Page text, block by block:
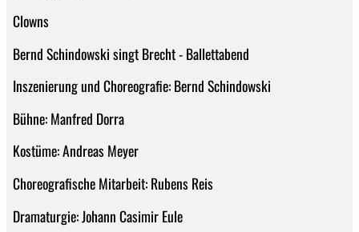
Clowns
Bernd Schindowski singt Brecht - Ballettabend
Inszenierung und Choreografie: Bernd Schindowski
Bühne: Manfred Dorra
Kostüme: Andreas Meyer
Choreografische Mitarbeit: Rubens Reis
Dramaturgie: Johann Casimir Eule